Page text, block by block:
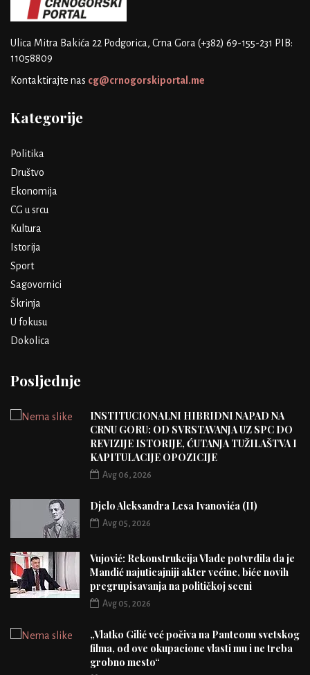
Ulica Mitra Bakića 22 Podgorica, Crna Gora (+382) 69-155-231 PIB:
11058809
Kontaktirajte nas cg@crnogorskiportal.me
Kategorije
Politika
Društvo
Ekonomija
CG u srcu
Kultura
Istorija
Sport
Sagovornici
Škrinja
U fokusu
Dokolica
Posljednje
INSTITUCIONALNI HIBRIDNI NAPAD NA
CRNU GORU: OD SVRSTAVANJA UZ SPC DO
REVIZIJE ISTORIJE, ĆUTANJA TUŽILAŠTVA I
KAPITULACIJE OPOZICIJE
Avg 06, 2026
Djelo Aleksandra Lesa Ivanovića (II)
Avg 05, 2026
Vujović: Rekonstrukcija Vlade potvrdila da je
Mandić najuticajniji akter većine, biće novih
pregrupisavanja na političkoj sceni
Avg 05, 2026
„Vlatko Gilić već počiva na Panteonu svetskog
filma, od ove okupacione vlasti mu i ne treba
grobno mesto“